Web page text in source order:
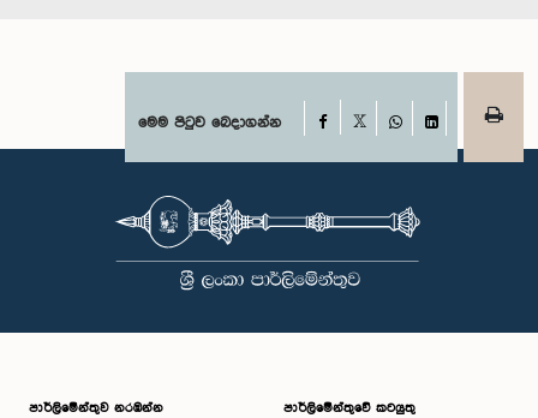
මෙම පිටුව බෙදාගන්න Facebook
WhatsAppLinkedIn
පාර්ලි‌මේන්තුව නරඹන්න පාර්ලිමේන්තුවේ කටයුතු